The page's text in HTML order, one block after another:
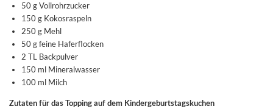
50 g Vollrohrzucker
150 g Kokosraspeln
250 g Mehl
50 g feine Haferflocken
2 TL Backpulver
150 ml Mineralwasser
100 ml Milch
Zutaten für das Topping auf dem Kindergeburtstagskuchen